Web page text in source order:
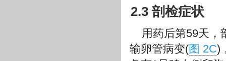
2.3 剖检症状
用药后第59天，
输卵管病变(图 2C)